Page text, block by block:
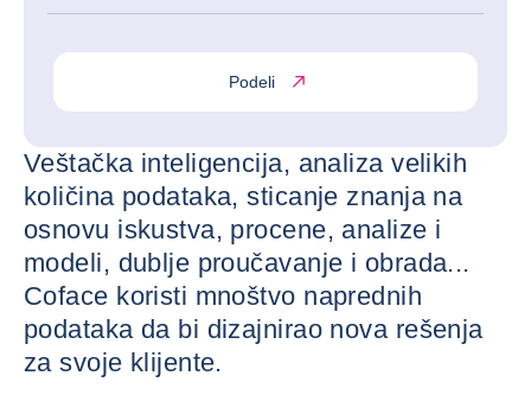
Podeli
Veštačka inteligencija, analiza velikih
količina podataka, sticanje znanja na
osnovu iskustva, procene, analize i
modeli, dublje proučavanje i obrada...
Coface koristi mnoštvo naprednih
podataka da bi dizajnirao nova rešenja
za svoje klijente.